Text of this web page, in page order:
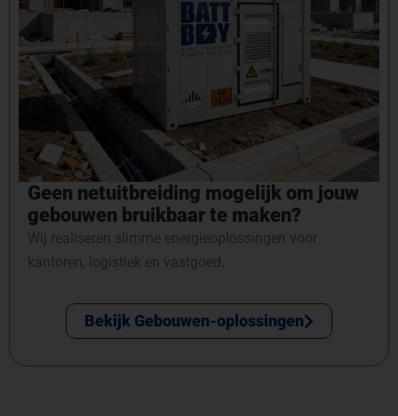
Geen netuitbreiding mogelijk om jouw
gebouwen bruikbaar te maken?
Wij realiseren slimme energieoplossingen voor
kantoren, logistiek en vastgoed.
Bekijk Gebouwen-oplossingen